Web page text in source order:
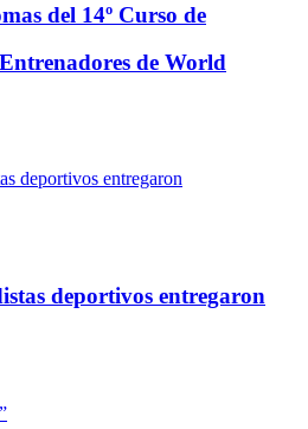
del 14º Curso de
de World
deportivos entregaron